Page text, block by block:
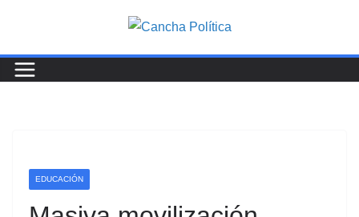
contenido
EDUCACIÓN